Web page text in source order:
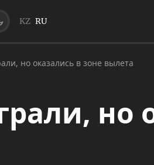
KZ RU
но оказались в зоне вылета
но